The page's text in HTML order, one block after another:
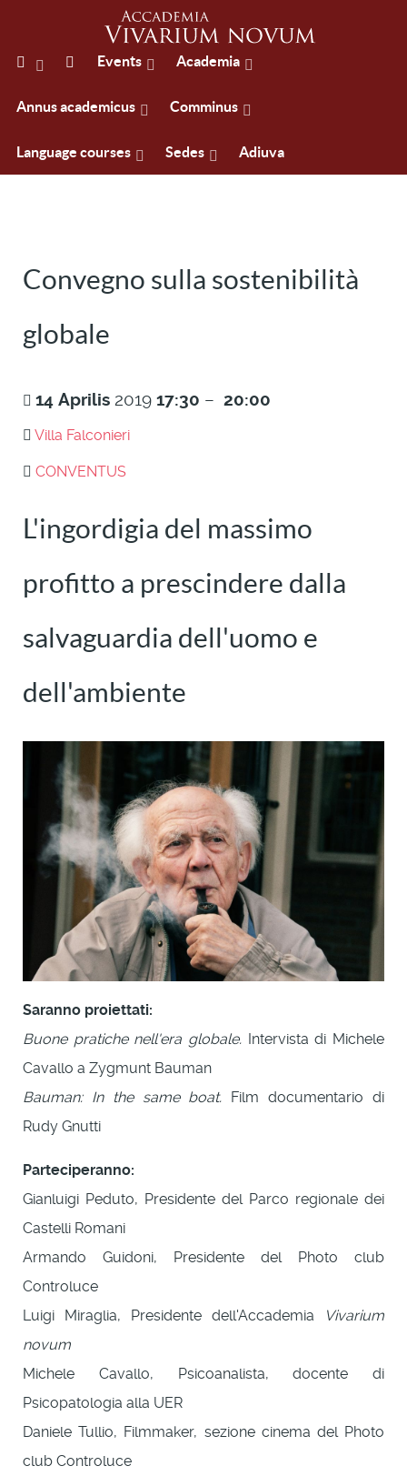
Events Academia
Annus academicus Comminus
Language courses Sedes Adiuva
Convegno sulla sostenibilità
globale
14 Aprilis 2019 17:30 – 20:00
Villa Falconieri
CONVENTUS
L'ingordigia del massimo
profitto a prescindere dalla
salvaguardia dell'uomo e
dell'ambiente
Saranno proiettati:
Buone pratiche nell'era globale. Intervista di Michele
Cavallo a Zygmunt Bauman
Bauman: In the same boat. Film documentario di
Rudy Gnutti
Parteciperanno:
Gianluigi Peduto, Presidente del Parco regionale dei
Castelli Romani
Armando Guidoni, Presidente del Photo club
Controluce
Luigi Miraglia, Presidente dell'Accademia
Vivarium
novum
Michele Cavallo, Psicoanalista, docente di
Psicopatologia alla UER
Daniele Tullio, Filmmaker, sezione cinema del Photo
club Controluce